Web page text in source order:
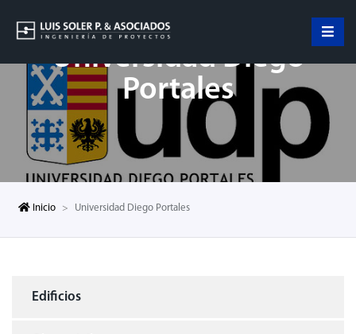
Universidad Diego
Portales
Inicio Universidad Diego Portales
Edificios